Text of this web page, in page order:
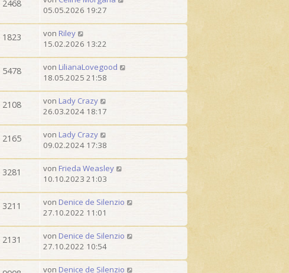
1
n
2468
05.05.2026 19:27
1823 von Riley
15.02.2026 13:22
5478 von LilianaLovegood
18.05.2025 21:58
2108 von Lady Crazy
26.03.2024 18:17
2165 von Lady Crazy
09.02.2024 17:38
3281 von Frieda Weasley
10.10.2023 21:03
3211 von Denice de Silenzio
27.10.2022 11:01
2131 von Denice de Silenzio
27.10.2022 10:54
von Denice de Silenzio